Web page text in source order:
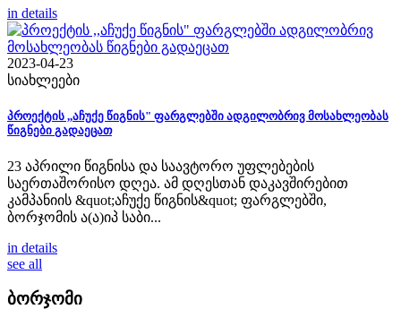
in details
2023-04-23
სიახლეები
პროექტის ,,აჩუქე წიგნის" ფარგლებში ადგილობრივ მოსახლეობას
წიგნები გადაეცათ
23 აპრილი წიგნისა და საავტორო უფლებების
საერთაშორისო დღეა. ამ დღესთან დაკავშირებით
კამპანიის &quot;აჩუქე წიგნის&quot; ფარგლებში,
ბორჯომის ა(ა)იპ საბი...
in details
see all
ბორჯომი